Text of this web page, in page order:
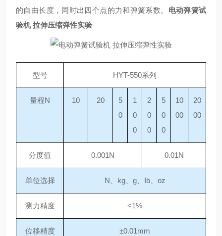
的自由长度，同时出四个点的力和弹簧系数。 电动弹簧试
验机 拉伸压缩弹性实验
型号 HYT-550系列
量程N 10 20
5
0
1
0
0
2
0
0
5
0
0
10
00
20
00
分度值 0.001N 0.01N
单位选择 N、kg、g、Ib、oz
测力精度 <1%
位移精度 ±0.01mm